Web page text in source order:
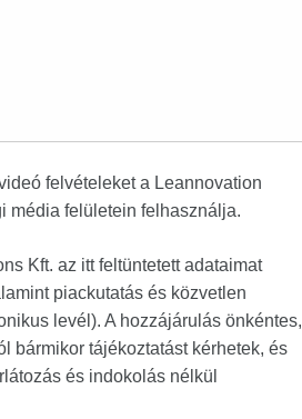
felvételeket a Leannovation
média felületein felhasználja.
Kft. az itt feltüntetett adataimat
piackutatás és közvetlen
levél). A hozzájárulás önkéntes,
bármikor tájékoztatást kérhetek, és
és indokolás nélkül